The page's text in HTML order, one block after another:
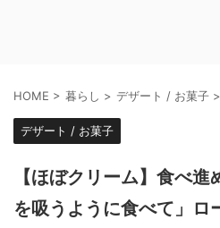
HOME > 暮らし > デザート / お菓子 >
デザート / お菓子
【ほぼクリーム】食べ
を吸うように食べて」ロ